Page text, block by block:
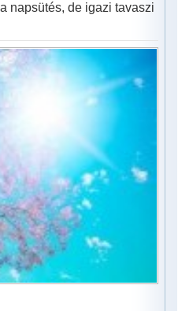
napsütés, de igazi tavaszi